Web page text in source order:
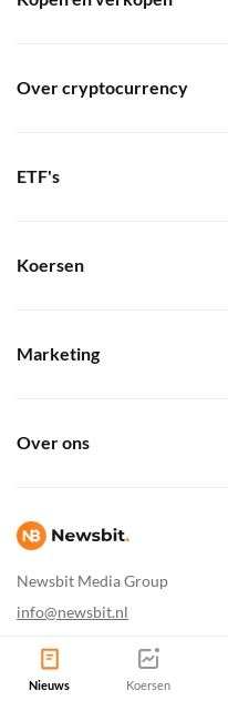
Newsbit Media Group
info@newsbit.nl
Over cryptocurrency
ETF's
Koersen
Marketing
Over ons
Nieuws Koersen